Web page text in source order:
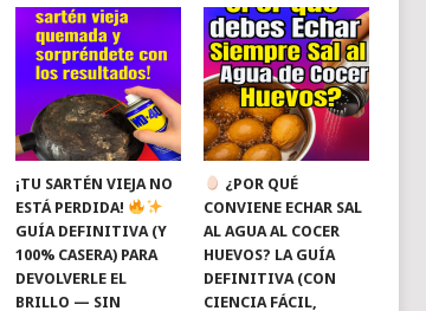
¡TU SARTÉN VIEJA NO
ESTÁ PERDIDA!
GUÍA DEFINITIVA (Y
100% CASERA) PARA
DEVOLVERLE EL
BRILLO — SIN
¿POR QUÉ
CONVIENE ECHAR SAL
AL AGUA AL COCER
HUEVOS? LA GUÍA
DEFINITIVA (CON
CIENCIA FÁCIL,